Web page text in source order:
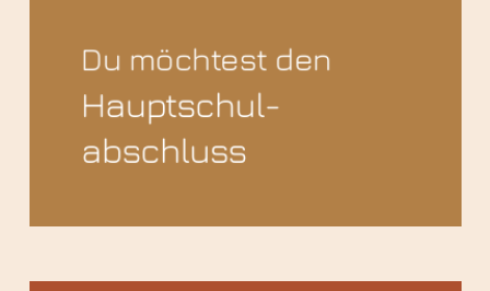
Du möchtest den
Hauptschul­
abschluss